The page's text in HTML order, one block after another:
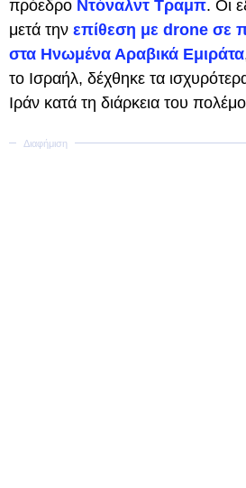
πρόεδρο Ντόναλντ Τραμπ. Οι
μετά την επίθεση με drone σε
στα Ηνωμένα Αραβικά Εμιράτα
το Ισραήλ, δέχθηκε τα
Ιράν κατά τη διάρκεια του